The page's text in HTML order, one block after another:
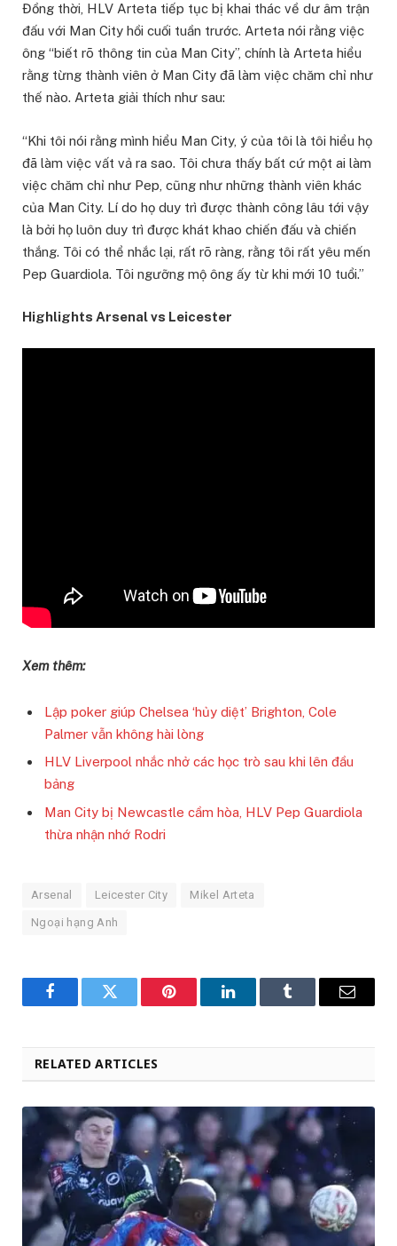
Đồng thời, HLV Arteta tiếp tục bị khai thác về dư âm trận
đấu với Man City hồi cuối tuần trước. Arteta nói rằng việc
ông “biết rõ thông tin của Man City”, chính là Arteta hiểu
rằng từng thành viên ở Man City đã làm việc chăm chỉ như
thế nào. Arteta giải thích như sau:
“Khi tôi nói rằng mình hiểu Man City, ý của tôi là tôi hiểu họ
đã làm việc vất vả ra sao. Tôi chưa thấy bất cứ một ai làm
việc chăm chỉ như Pep, cũng như những thành viên khác
của Man City. Lí do họ duy trì được thành công lâu tới vậy
là bởi họ luôn duy trì được khát khao chiến đấu và chiến
thắng. Tôi có thể nhắc lại, rất rõ ràng, rằng tôi rất yêu mến
Pep Guardiola. Tôi ngưỡng mộ ông ấy từ khi mới 10 tuổi.”
Highlights Arsenal vs Leicester
Xem thêm:
Lập poker giúp Chelsea ‘hủy diệt’ Brighton, Cole
Palmer vẫn không hài lòng
HLV Liverpool nhắc nhở các học trò sau khi lên đầu
bảng
Man City bị Newcastle cầm hòa, HLV Pep Guardiola
thừa nhận nhớ Rodri
Arsenal Leicester City Mikel Arteta
Ngoại hạng Anh
FacebookTwitter Pinterest LinkedInTumblr Email
RELATED ARTICLES